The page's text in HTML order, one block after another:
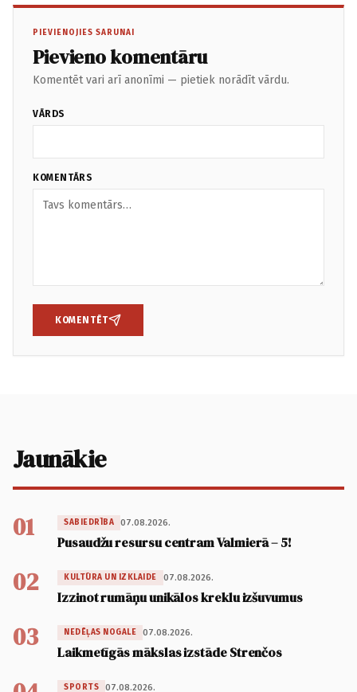
PIEVIENOJIES SARUNAI
Pievieno komentāru
Komentēt vari arī anonīmi — pietiek norādīt vārdu.
VĀRDS
KOMENTĀRS
KOMENTĒT
Jaunākie
01 SABIEDRĪBA 07.08.2026.
Pusaudžu resursu centram Valmierā – 5!
02 KULTŪRA UN IZKLAIDE 07.08.2026.
Izzinot rumāņu unikālos kreklu izšuvumus
03 NEDĒĻAS NOGALE 07.08.2026.
Laikmetīgās mākslas izstāde Strenčos
SPORTS 07.08.2026.